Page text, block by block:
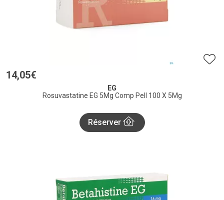
14,05€
EG
Rosuvastatine EG 5Mg Comp Pell 100 X 5Mg
Réserver